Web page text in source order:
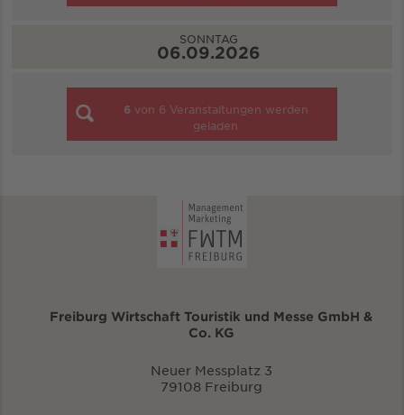
SONNTAG
06.09.2026
6 von 6 Veranstaltungen werden
geladen
Freiburg Wirtschaft Touristik und Messe GmbH &
Co. KG
Neuer Messplatz 3
79108 Freiburg